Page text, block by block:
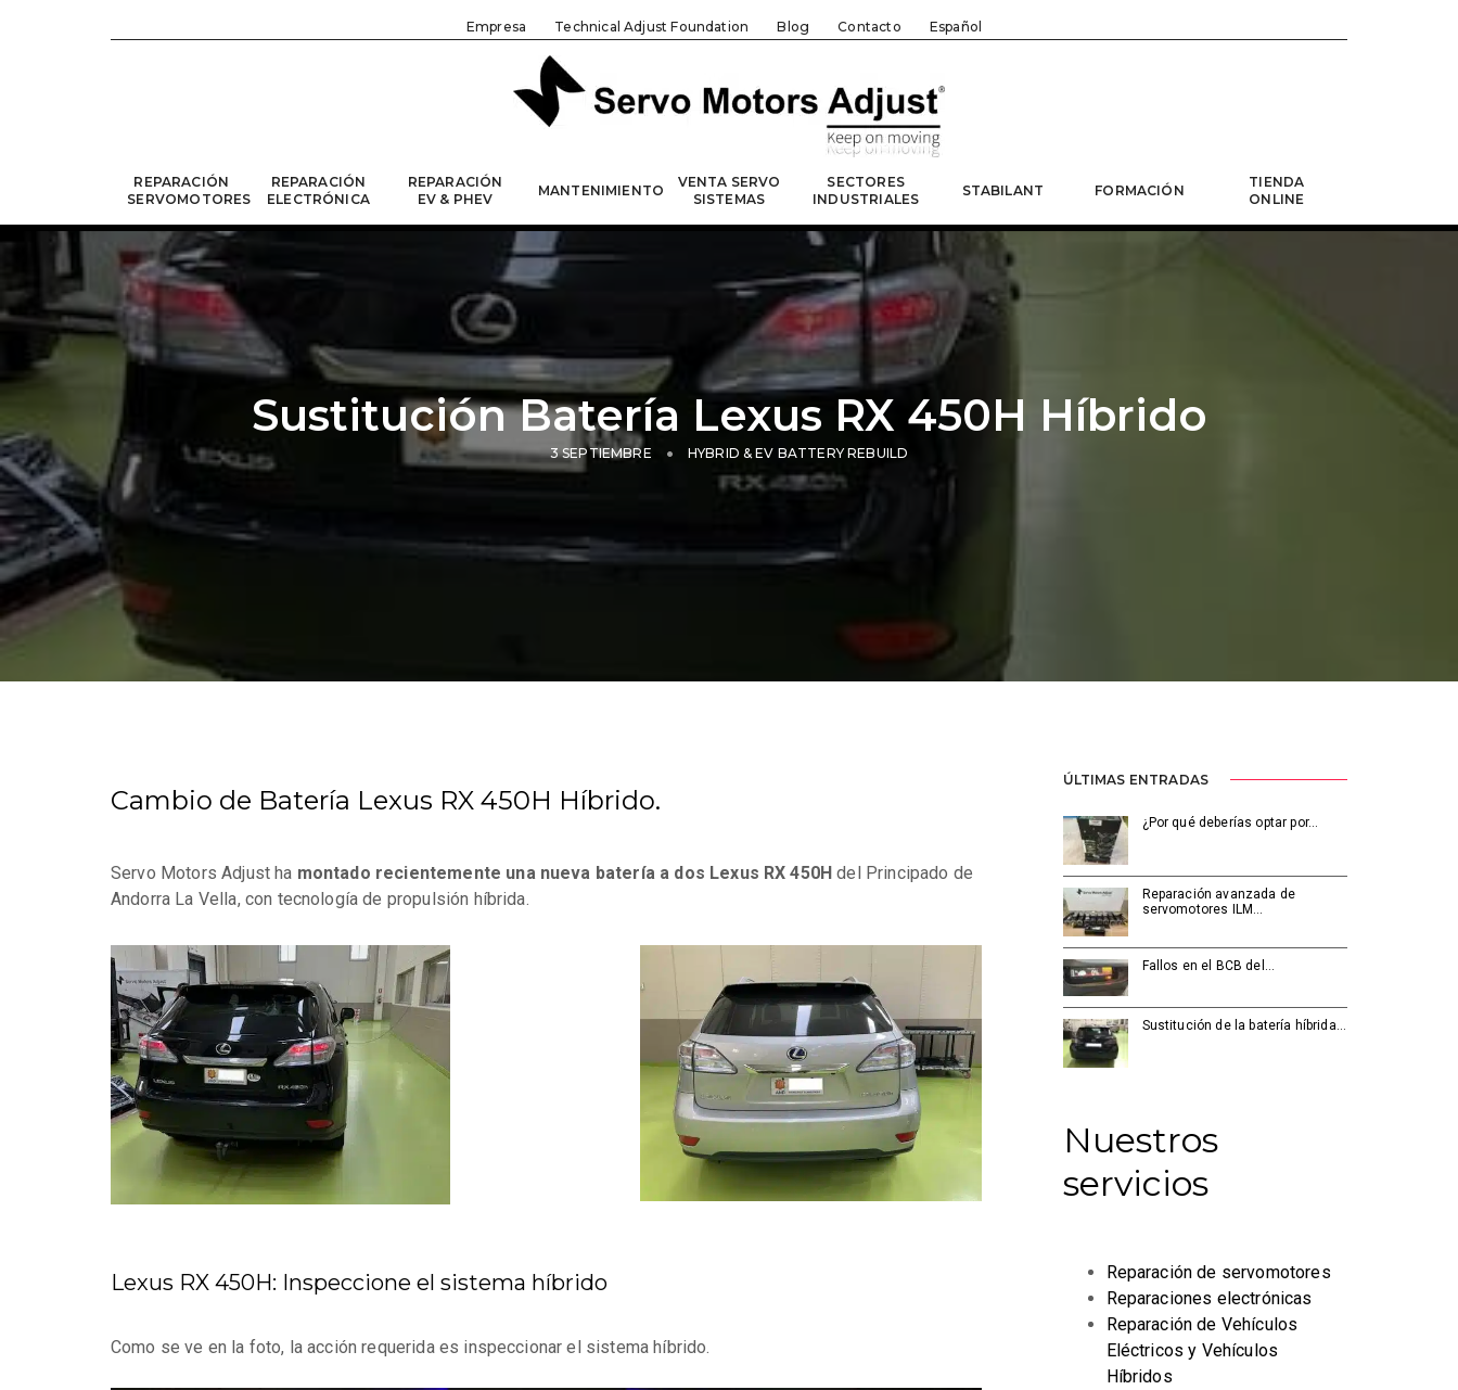
REPARACIÓN
SERVOMOTORES
REPARACIÓN
ELECTRÓNICA
REPARACIÓN
EV & PHEV
MANTENIMIENTO
VENTA SERVO
SISTEMAS
SECTORES
INDUSTRIALES
STABILANT FORMACIÓN
TIENDA
ONLINE
Empresa Technical Adjust Foundation Blog Contacto Español
Sustitución Batería Lexus RX 450H Híbrido
3 SEPTIEMBRE HYBRID & EV BATTERY REBUILD
Cambio de Batería Lexus RX 450H Híbrido.
Servo Motors Adjust ha montado recientemente una nueva batería a dos Lexus RX 450H del Principado de
Andorra La Vella, con tecnología de propulsión híbrida.
Lexus RX 450H: Inspeccione el sistema híbrido
Como se ve en la foto, la acción requerida es inspeccionar el sistema híbrido.
ÚLTIMAS ENTRADAS
¿Por qué deberías optar por…
Reparación avanzada de
servomotores ILM…
Fallos en el BCB del…
Sustitución de la batería híbrida…
Nuestros
servicios
Reparación de servomotores
Reparaciones electrónicas
Reparación de Vehículos
Eléctricos y Vehículos
Híbridos